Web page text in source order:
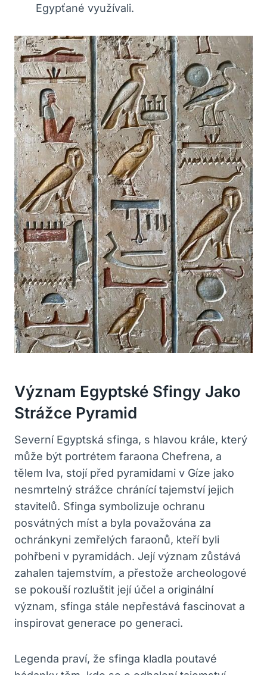
Egypťané využívali.
Význam Egyptské Sfingy Jako
Strážce Pyramid
Severní Egyptská sfinga, s hlavou krále, který
může být portrétem faraona Chefrena, a
tělem lva, stojí před pyramidami v Gíze jako
nesmrtelný strážce chránící tajemství jejich
stavitelů. Sfinga symbolizuje ochranu
posvátných míst a byla považována za
ochránkyni zemřelých faraonů, kteří byli
pohřbeni v pyramidách. Její význam zůstává
zahalen tajemstvím, a přestože archeologové
se pokouší rozluštit její účel a originální
význam, sfinga stále nepřestává fascinovat a
inspirovat generace po generaci.
Legenda praví, že sfinga kladla poutavé